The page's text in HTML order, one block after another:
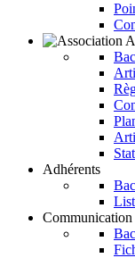
Adhérents
Communication